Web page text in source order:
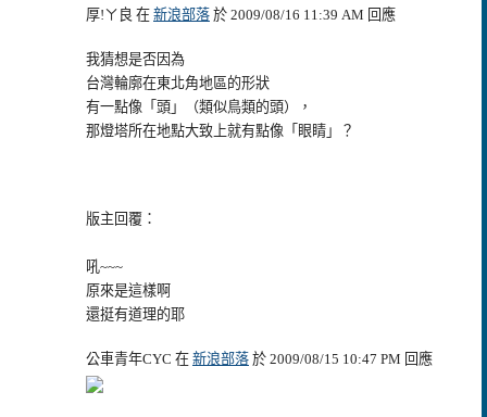
厚!ㄚ良 在 新浪部落 於 2009/08/16 11:39 AM 回應
我猜想是否因為
台灣輪廓在東北角地區的形狀
有一點像「頭」（類似鳥類的頭），
那燈塔所在地點大致上就有點像「眼睛」？
版主回覆：
吼~~~
原來是這樣啊
還挺有道理的耶
公車青年CYC 在 新浪部落 於 2009/08/15 10:47 PM 回應